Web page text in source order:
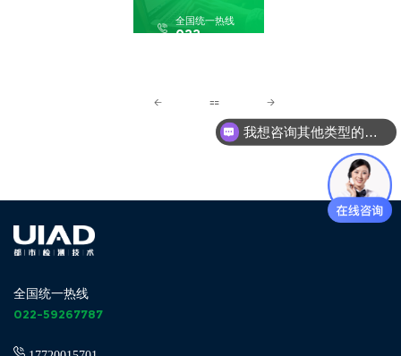
全国统一热线
022-
全国统一热线
022-59267787
我想咨询房屋检测鉴定